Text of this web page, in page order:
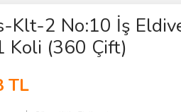
Klt-2 No:10 İş
Koli (360 Çift)
TL